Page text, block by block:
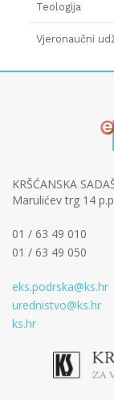
Teologija
Vjeronaučni
KRŠĆANSKA
Marulićev trg 14
01 / 63 49 010
01 / 63 49 050
eks.podrska@ks.hr
urednistvo@ks.hr
ks.hr